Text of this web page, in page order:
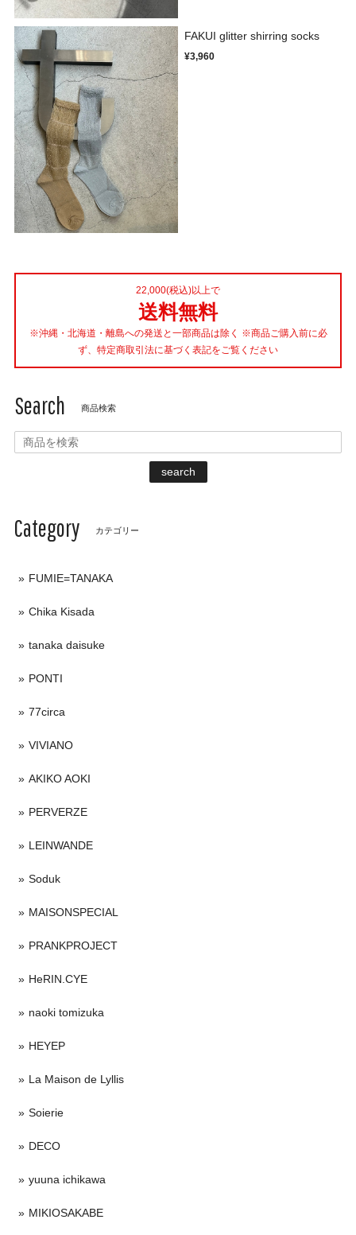
FAKUI glitter shirring socks
¥3,960
22,000(税込)以上で
送料無料
※沖縄・北海道・離島への発送と一部商品は除く ※商品ご購入前に必
ず、特定商取引法に基づく表記をご覧ください
Search 商品検索
search
Category カテゴリー
FUMIE=TANAKA
Chika Kisada
tanaka daisuke
PONTI
77circa
VIVIANO
AKIKO AOKI
PERVERZE
LEINWANDE
Soduk
MAISONSPECIAL
PRANKPROJECT
HeRIN.CYE
naoki tomizuka
HEYEP
La Maison de Lyllis
Soierie
DECO
yuuna ichikawa
MIKIOSAKABE